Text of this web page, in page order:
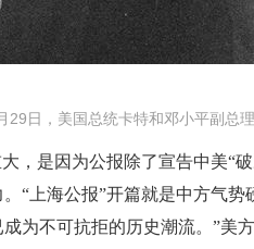
29日，美国总统卡特和邓小平副总
，是因为公报除了宣告中美“
“上海公报”开篇就是中方气
为不可抗拒的历史潮流。”美